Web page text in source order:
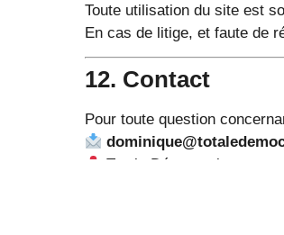
Toute utilisation du site est
En cas de litige, et faute de
12. Contact
Pour toute question
Totale Démocratie